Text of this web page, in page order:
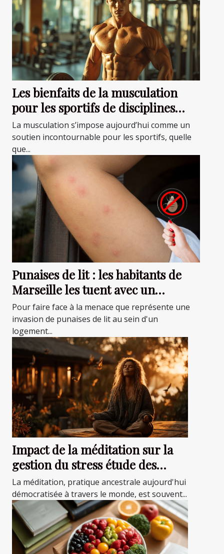
Les bienfaits de la musculation
pour les sportifs de disciplines
variées
La musculation s’impose aujourd’hui comme un
soutien incontournable pour les sportifs, quelle
que...
Punaises de lit : les habitants de
Marseille les tuent avec un
traitement spécifique !
Pour faire face à la menace que représente une
invasion de punaises de lit au sein d'un
logement...
Impact de la méditation sur la
gestion du stress étude des
bienfaits et techniques
débutants
La méditation, pratique ancestrale aujourd'hui
démocratisée à travers le monde, est souvent...